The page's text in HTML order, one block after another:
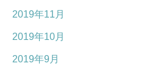
2019年11月
2019年10月
2019年9月